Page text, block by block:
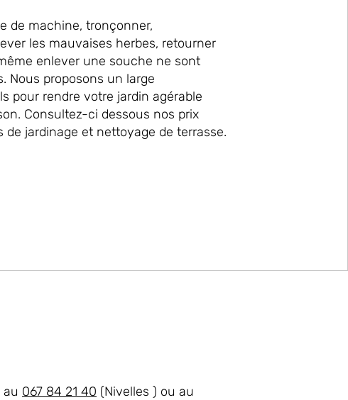
de machine, tronçonner,
les mauvaises herbes, retourner
enlever une souche ne sont
Nous proposons un large
pour rendre votre jardin agérable
Consultez-ci dessous nos prix
de jardinage et nettoyage de terrasse.
067 84 21 40 (Nivelles ) ou au